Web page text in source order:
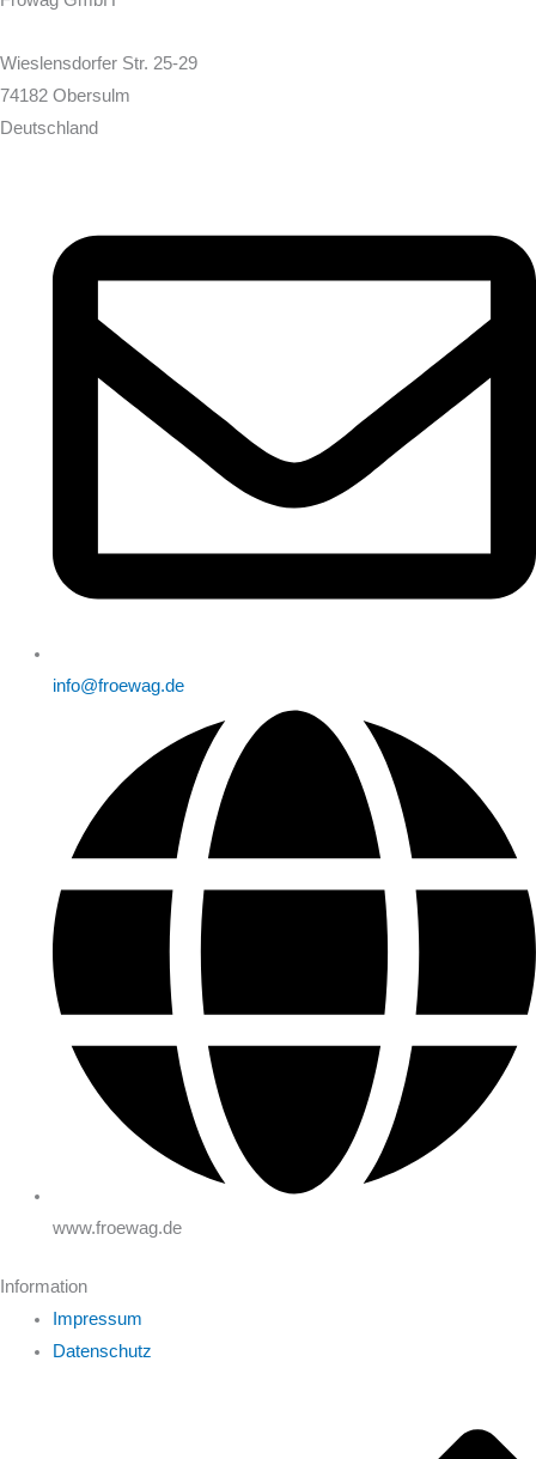
Wieslensdorfer Str. 25-29
74182 Obersulm
Deutschland
info@froewag.de
www.froewag.de
Information
Impressum
Datenschutz